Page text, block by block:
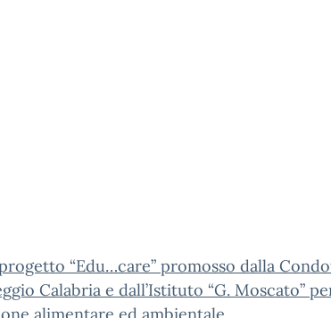
“Edu…care” promosso dalla
Calabria e dall’Istituto “G. Moscato”